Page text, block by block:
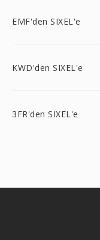
EMF'den SIXEL'e
KWD'den SIXEL'e
3FR'den SIXEL'e